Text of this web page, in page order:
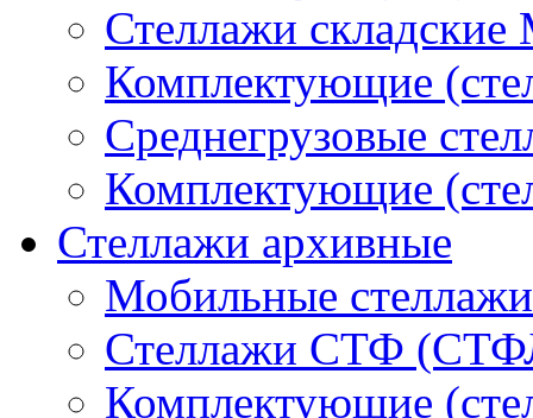
Стеллажи
Комплектующие
Среднегрузовые
Комплектующие
Стеллажи архивные
Мобильные
Стеллажи СТФ
Комплектующие